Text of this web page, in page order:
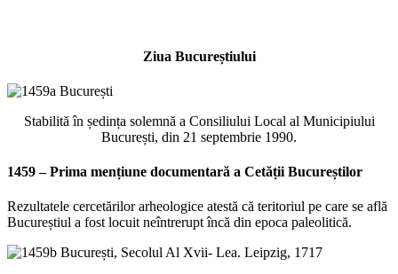
Ziua Bucureștiului
Stabilită în ședința solemnă a Consiliului Local al Municipiului
București, din 21 septembrie 1990.
1459 – Prima mențiune documentară a Cetății Bucureștilor
Rezultatele cercetărilor arheologice atestă că teritoriul pe care se află
Bucureștiul a fost locuit neîntrerupt încă din epoca paleolitică.